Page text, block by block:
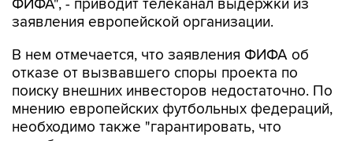
В нем отмечается, что заявления ФИФА об
поиску внешних инвесторов недостаточно. По
мнению европейских футбольных федераций,
необходимо также "гарантировать, что
подобные попытки изуродовать нашу игру
больше не будут предприниматься никогда".